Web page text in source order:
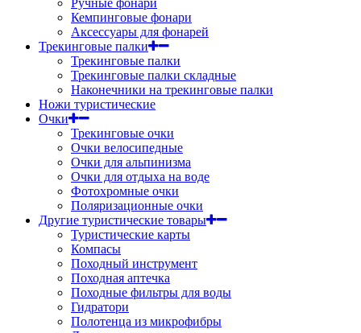
Ручные фонари
Кемпинговые фонари
Аксессуары для фонарей
Трекинговые палки
Трекинговые палки
Трекинговые палки складные
Наконечники на трекинговые палки
Ножи туристические
Очки
Трекинговые очки
Очки велосипедные
Очки для альпинизма
Очки для отдыха на воде
Фотохромные очки
Поляризационные очки
Другие туристические товары
Туристические карты
Компасы
Походный инструмент
Походная аптечка
Походные фильтры для воды
Гидратори
Полотенца из микрофибры